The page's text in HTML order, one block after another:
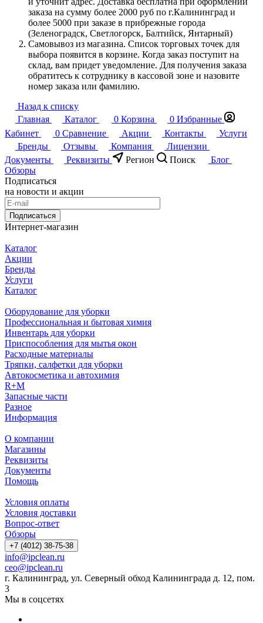
заказа на сумму более 2000 руб по г.Калининград и
более 5000 при заказе в прибрежные города
(Зеленоградск, Светлогорск, Балтийск, Янтарный)
Самовывоз из магазина. Список торговых точек для
выбора появится в корзине. Когда заказ поступит на
склад, вам придет уведомление. Для получения заказа
обратитесь к сотруднику в кассовой зоне и назовите
номер заказа или фамилию.
Назад к списку
Главная
Каталог 0 Корзина 0 Избранные
Кабинет
0 Сравнение Акции Контакты
Услуги
Бренды
Отзывы Компания
Лицензии
Документы
Реквизиты Регион Поиск
Блог
Обзоры
Подписаться
на новости и акции
Подписаться
Интернет-магазин
Каталог
Акции
Бренды
Услуги
Каталог
Оборудование для уборки
Профессиональная и бытовая химия
Инвентарь для уборки
Приспособления для мытья окон
Расходные материалы
Тряпки, салфетки для уборки
Автокосметика и автохимия
R+M
Запасные части
Разное
Информация
О компании
Магазины
Реквизиты
Документы
Помощь
Условия оплаты
Условия доставки
Вопрос-ответ
Обзоры
+7 (4012) 38-75-38
info@ipclean.ru
ceo@ipclean.ru
г. Калининград, ул. Северный обход Калининграда д. 12, пом.
3
Мы в соцсетях